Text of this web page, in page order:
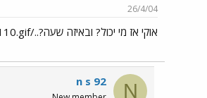
26/4/04
אוקי אז מי יכול? ובאיזה שעה?../images/Emo110.gif
N
n s 92